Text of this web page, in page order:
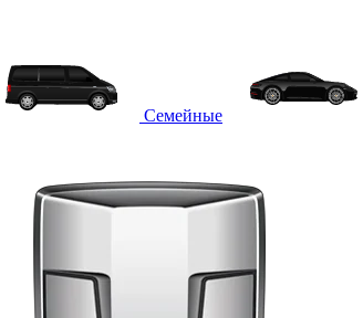
Семейные